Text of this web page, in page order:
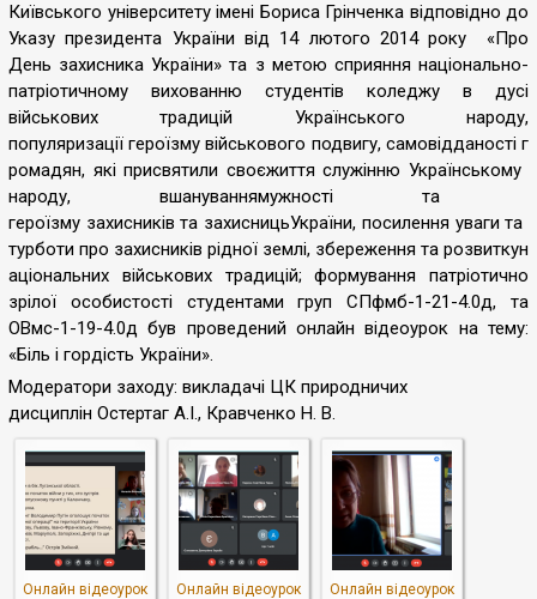
Київського університету імені Бориса Грінченка відповідно до
Указу президента України від 14 лютого 2014 року «Про
День захисника України» та з метою сприяння національно-
патріотичному вихованню студентів коледжу в дусі
військових традицій Українського народу,
популяризації героїзму військового подвигу, самовідданості г
ромадян, які присвятили своєжиття служінню Українському
народу, вшануваннямужності та
героїзму захисників та захисницьУкраїни, посилення уваги та
турботи про захисників рідної землі, збереження та розвиткун
аціональних військових традицій; формування патріотично
зрілої особистості студентами груп СПфмб-1-21-4.0д, та
ОВмс-1-19-4.0д був проведений онлайн відеоурок на тему:
«Біль і гордість України».
Модератори заходу: викладачі ЦК природничих
дисциплін Остертаг А.І., Кравченко Н. В.
Онлайн відеоурок
Онлайн відеоурок
Онлайн відеоурок